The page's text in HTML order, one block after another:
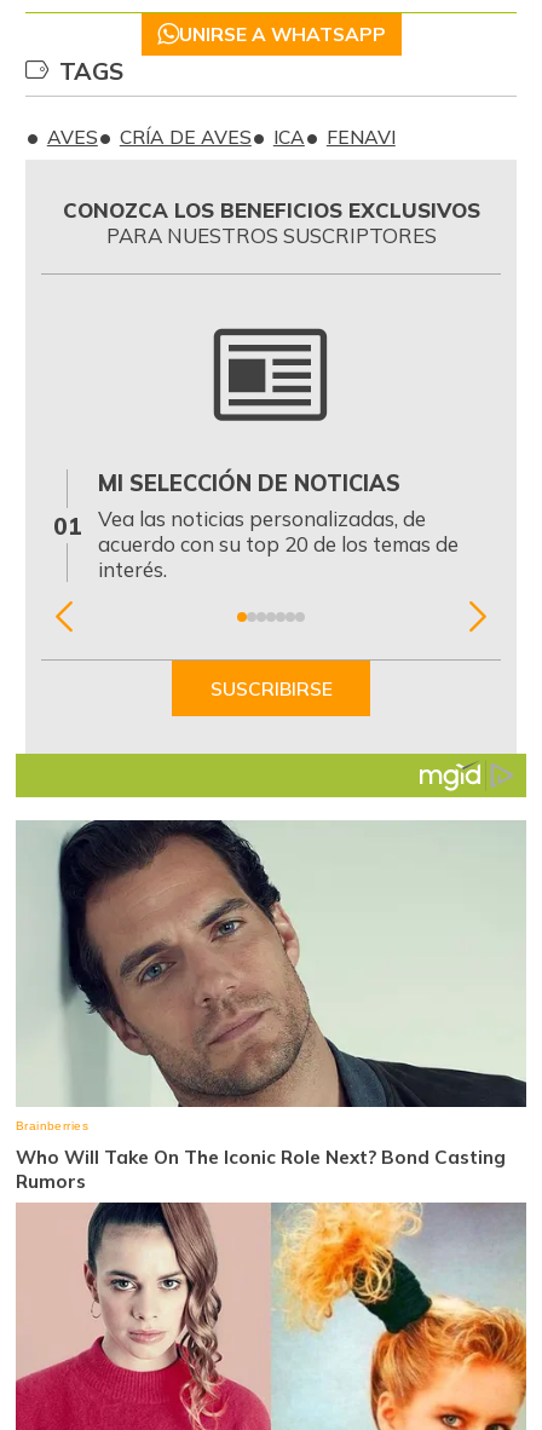
UNIRSE A WHATSAPP
TAGS
AVES CRÍA DE AVES ICA FENAVI
CONOZCA LOS BENEFICIOS EXCLUSIVOS
PARA NUESTROS SUSCRIPTORES
01
MI SELECCIÓN DE NOTICIAS
Vea las noticias personalizadas, de
acuerdo con su top 20 de los temas de
interés.
Item
SUSCRIBIRSE